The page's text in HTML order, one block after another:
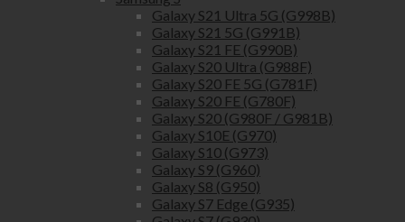
Galaxy S21 Ultra 5G (G998B)
Galaxy S21 5G (G991B)
Galaxy S21 FE (G990B)
Galaxy S20 Ultra (G988F)
Galaxy S20 FE 5G (G781F)
Galaxy S20 FE (G780F)
Galaxy S20 (G980F / G981B)
Galaxy S10E (G970)
Galaxy S10 (G973)
Galaxy S9 (G960)
Galaxy S8 (G950)
Galaxy S7 Edge (G935)